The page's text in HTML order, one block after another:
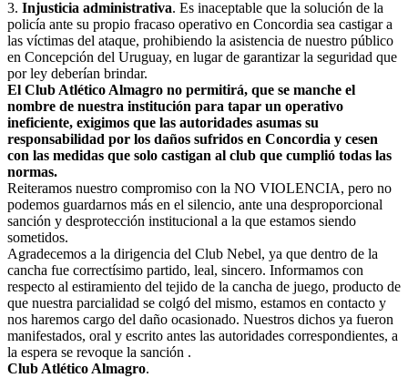
3. Injusticia administrativa. Es inaceptable que la solución de la
policía ante su propio fracaso operativo en Concordia sea castigar a
las víctimas del ataque, prohibiendo la asistencia de nuestro público
en Concepción del Uruguay, en lugar de garantizar la seguridad que
por ley deberían brindar.
El Club Atlético Almagro no permitirá, que se manche el
nombre de nuestra institución para tapar un operativo
ineficiente, exigimos que las autoridades asumas su
responsabilidad por los daños sufridos en Concordia y cesen
con las medidas que solo castigan al club que cumplió todas las
normas.
Reiteramos nuestro compromiso con la NO VIOLENCIA, pero no
podemos guardarnos más en el silencio, ante una desproporcional
sanción y desprotección institucional a la que estamos siendo
sometidos.
Agradecemos a la dirigencia del Club Nebel, ya que dentro de la
cancha fue correctísimo partido, leal, sincero. Informamos con
respecto al estiramiento del tejido de la cancha de juego, producto de
que nuestra parcialidad se colgó del mismo, estamos en contacto y
nos haremos cargo del daño ocasionado. Nuestros dichos ya fueron
manifestados, oral y escrito antes las autoridades correspondientes, a
la espera se revoque la sanción .
Club Atlético Almagro.